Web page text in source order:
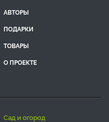
АВТОРЫ
ПОДАРКИ
ТОВАРЫ
О ПРОЕКТЕ
сад и огород